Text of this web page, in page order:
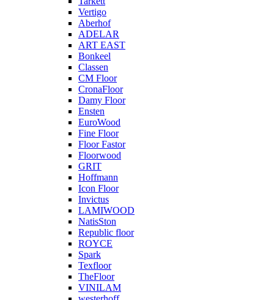
Vertigo
Aberhof
ADELAR
ART EAST
Bonkeel
Classen
CM Floor
CronaFloor
Damy Floor
Ensten
EuroWood
Fine Floor
Floor Fastor
Floorwood
GRIT
Hoffmann
Icon Floor
Invictus
LAMIWOOD
NatisSton
Republic floor
ROYCE
Spark
Texfloor
TheFloor
VINILAM